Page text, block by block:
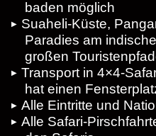
baden möglich
Suaheli-Küste,
Paradies am
großen
Transport in 4×4-
hat einen
Alle Eintritte und
Alle Safari-